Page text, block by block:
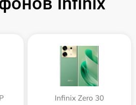
Infinix Zero 30